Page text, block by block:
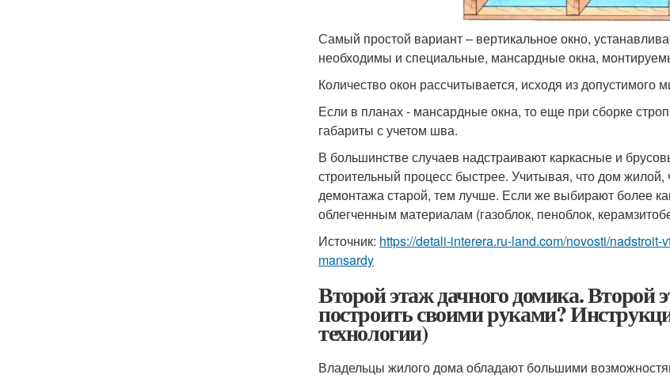
Самый простой вариант – вертикальное окно,
необходимы и специальные, мансардные окна,
Количество окон рассчитывается, исходя из
Если в планах - мансардные окна, то еще при сборке
габариты с учетом шва.
В большинстве случаев надстраивают каркасные и
строительный процесс быстрее. Учитывая, что дом
демонтажа старой, тем лучше. Если же выбирают более
облегченным материалам (газоблок, пеноблок,
Источник: https://detali-interera.ru-land.com/novosti/
mansardy
Второй этаж дачного домика. Второй
построить своими руками?
технологии)
Владельцы жилого дома обладают большими